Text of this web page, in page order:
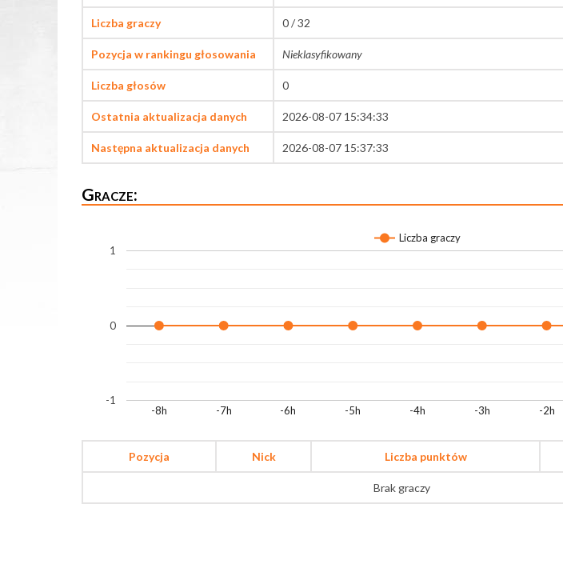
Liczba graczy 0 / 32
Pozycja w rankingu głosowania Nieklasyfikowany
Liczba głosów 0
Ostatnia aktualizacja danych 2026-08-07 15:34:33
Następna aktualizacja danych 2026-08-07 15:37:33
Gracze:
Liczba graczy
-8h -7h -6h -5h -4h -3h -2h
-1
0
1
Pozycja Nick Liczba punktów
Brak graczy